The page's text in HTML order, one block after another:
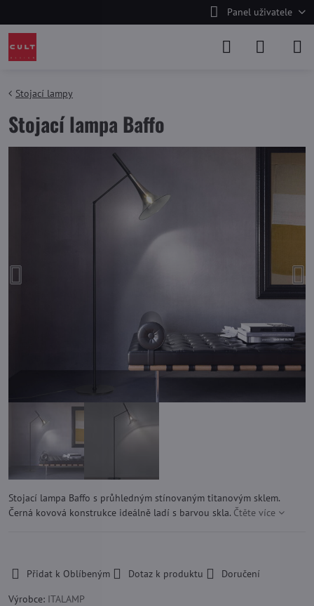
Panel uživatele
Stojací lampy
Stojací lampa Baffo
Stojací lampa Baffo s průhledným stínovaným titanovým sklem.
Černá kovová konstrukce ideálně ladí s barvou skla. Čtěte více
Přidat k Oblíbeným
Dotaz k produktu
Doručení
Výrobce: ITALAMP